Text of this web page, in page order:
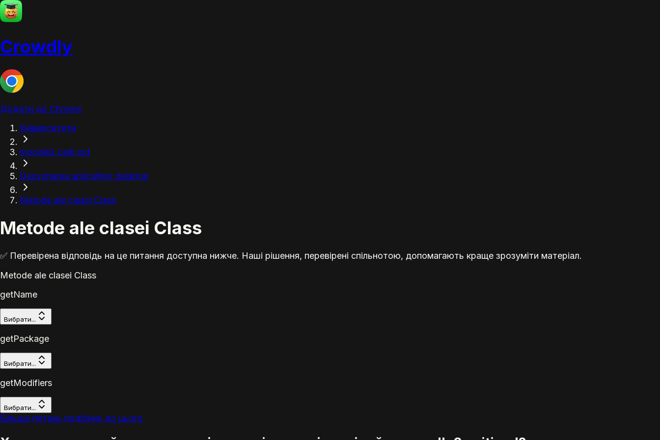
Crowdly
Додати до Chrome
Університети
moodle2.ceiti.md
Dezvoltarea aplicațiilor desktop
Metode ale clasei Class
Metode ale clasei Class
✅ Перевірена відповідь на це питання доступна нижче. Наші рішення, перевірені спільнотою, допомагають краще зрозуміти матеріал.
Metode ale clasei Class
getName
Вибрати...
getPackage
Вибрати...
getModifiers
Вибрати...
Більше питань подібних до цього